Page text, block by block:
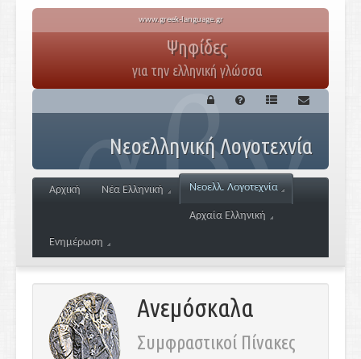
www.greek-language.gr
Ψηφίδες
για την ελληνική γλώσσα
Νεοελληνική Λογοτεχνία
Αρχική Νέα Ελληνική Νεοελλ. Λογοτεχνία
Αρχαία Ελληνική
Ενημέρωση
Ανεμόσκαλα
Συμφραστικοί Πίνακες